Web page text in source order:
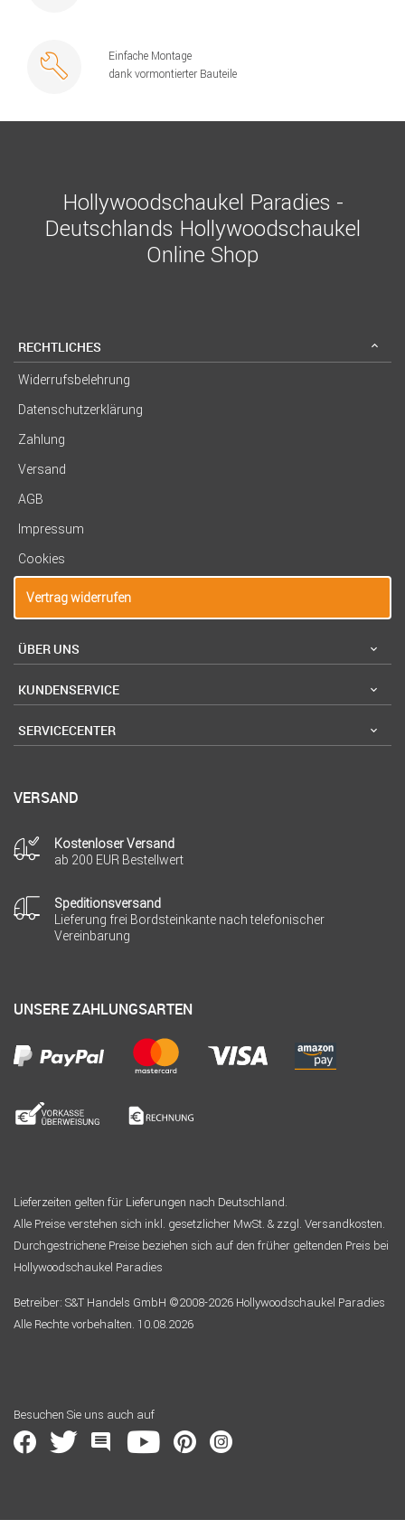
Einfache Montage
dank vormontierter Bauteile
Hollywoodschaukel Paradies -
Deutschlands Hollywoodschaukel
Online Shop
RECHTLICHES
Widerrufsbelehrung
Datenschutzerklärung
Zahlung
Versand
AGB
Impressum
Cookies
Vertrag widerrufen
ÜBER UNS
KUNDENSERVICE
SERVICECENTER
VERSAND
Kostenloser Versand
ab 200 EUR Bestellwert
Speditionsversand
Lieferung frei Bordsteinkante nach telefonischer
Vereinbarung
UNSERE ZAHLUNGSARTEN
Lieferzeiten gelten für Lieferungen nach Deutschland.
Alle Preise verstehen sich inkl. gesetzlicher MwSt. & zzgl. Versandkosten.
Durchgestrichene Preise beziehen sich auf den früher geltenden Preis bei
Hollywoodschaukel Paradies
Betreiber: S&T Handels GmbH ©2008-2026 Hollywoodschaukel Paradies
Alle Rechte vorbehalten. 10.08.2026
Besuchen Sie uns auch auf